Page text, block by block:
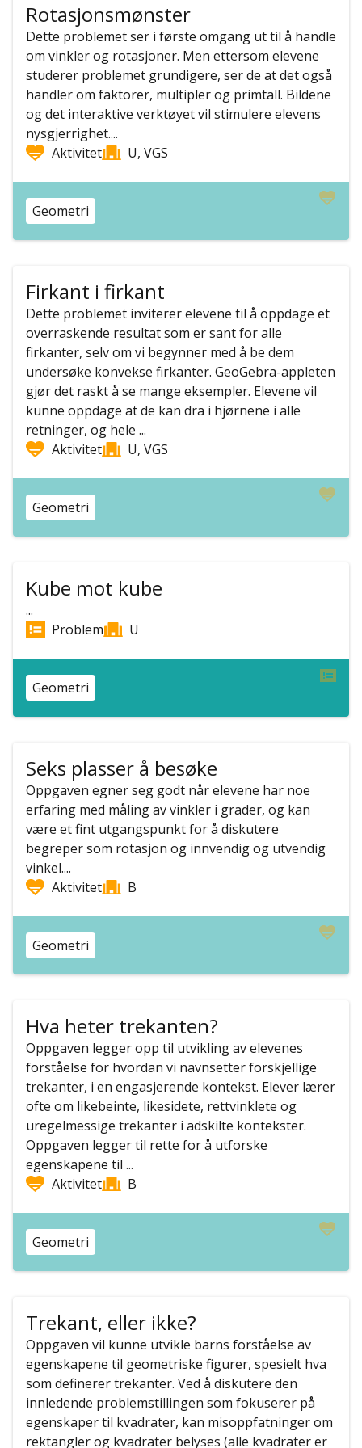
Rotasjonsmønster
Dette problemet ser i første omgang ut til å handle
om vinkler og rotasjoner. Men ettersom elevene
studerer problemet grundigere, ser de at det også
handler om faktorer, multipler og primtall. Bildene
og det interaktive verktøyet vil stimulere elevens
nysgjerrighet....
Aktivitet
U, VGS
Geometri
Firkant i firkant
Dette problemet inviterer elevene til å oppdage et
overraskende resultat som er sant for alle
firkanter, selv om vi begynner med å be dem
undersøke konvekse firkanter. GeoGebra-appleten
gjør det raskt å se mange eksempler. Elevene vil
kunne oppdage at de kan dra i hjørnene i alle
retninger, og hele ...
Aktivitet
U, VGS
Geometri
Kube mot kube
...
Problem
U
Geometri
Seks plasser å besøke
Oppgaven egner seg godt når elevene har noe
erfaring med måling av vinkler i grader, og kan
være et fint utgangspunkt for å diskutere
begreper som rotasjon og innvendig og utvendig
vinkel....
Aktivitet
B
Geometri
Hva heter trekanten?
Oppgaven legger opp til utvikling av elevenes
forståelse for hvordan vi navnsetter forskjellige
trekanter, i en engasjerende kontekst. Elever lærer
ofte om likebeinte, likesidete, rettvinklete og
uregelmessige trekanter i adskilte kontekster.
Oppgaven legger til rette for å utforske
egenskapene til ...
Aktivitet
B
Geometri
Trekant, eller ikke?
Oppgaven vil kunne utvikle barns forståelse av
egenskapene til geometriske figurer, spesielt hva
som definerer trekanter. Ved å diskutere den
innledende problemstillingen som fokuserer på
egenskaper til kvadrater, kan misoppfatninger om
rektangler og kvadrater belyses (alle kvadrater er